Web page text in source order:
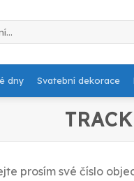
dny Svatební dekorace
prosím své číslo